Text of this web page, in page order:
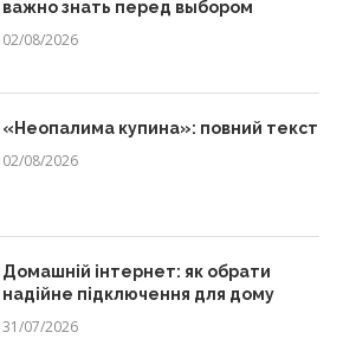
важно знать перед выбором
02/08/2026
«Неопалима купина»: повний текст
02/08/2026
Домашній інтернет: як обрати
надійне підключення для дому
31/07/2026